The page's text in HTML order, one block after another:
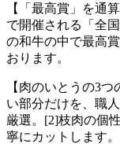
【「最高賞」を通
で開催される「全
の和牛の中で最高
おります。
【肉のいとうの3
い部分だけを、職
厳選。[2]枝肉の個
寧にカットします